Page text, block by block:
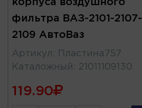
корпуса воздушного
фильтра ВАЗ-2101-2107-
2109 АвтоВаз
Артикул :
Пластина757
Каталожный : 21011109130
119.90